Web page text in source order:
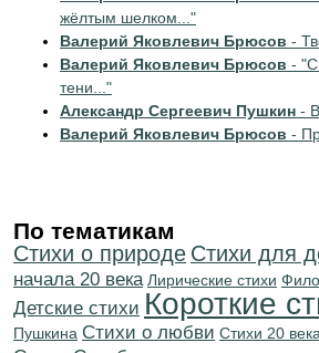
жёлтым шелком..."
Валерий Яковлевич Брюсов -
Валерий Яковлевич Брюсов -
тени..."
Александр Сергеевич Пушкин -
Валерий Яковлевич Брюсов -
По тематикам
Стихи о природе Стихи для
начала 20 века Лирические стихи
Детские стихи Короткие
Пушкина Стихи о любви Стихи 20 века